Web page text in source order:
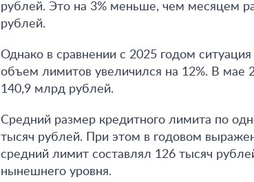
рублей. Это на 3% меньше, чем месяцем
рублей.
Однако в сравнении с 2025 годом
объем лимитов увеличился на 12%. В мае
140,9 млрд рублей.
Средний размер кредитного лимита по
тысяч рублей. При этом в годовом
средний лимит составлял 126 тысяч
нынешнего уровня.